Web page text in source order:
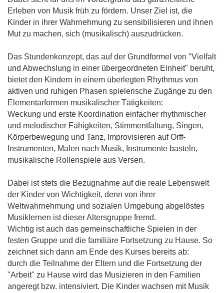
Erleben von Musik früh zu fördern. Unser Ziel ist, die
Kinder in ihrer Wahrnehmung zu sensibilisieren und ihnen
Mut zu machen, sich (musikalisch) auszudrücken.
Das Stundenkonzept, das auf der Grundformel von "Vielfalt
und Abwechslung in einer übergeordneten Einheit" beruht,
bietet den Kindern in einem überlegten Rhythmus von
aktiven und ruhigen Phasen spielerische Zugänge zu den
Elementarformen musikalischer Tätigkeiten:
Weckung und erste Koordination einfacher rhythmischer
und melodischer Fähigkeiten, Stimmentfaltung, Singen,
Körperbewegung und Tanz, Improvisieren auf Orff-
Instrumenten, Malen nach Musik, Instrumente basteln,
musikalische Rollenspiele aus Versen.
Dabei ist stets die Bezugnahme auf die reale Lebenswelt
der Kinder von Wichtigkeit, denn von ihrer
Weltwahrnehmung und sozialen Umgebung abgelöstes
Musiklernen ist dieser Altersgruppe fremd.
Wichtig ist auch das gemeinschaftliche Spielen in der
festen Gruppe und die familiäre Fortsetzung zu Hause. So
zeichnet sich dann am Ende des Kurses bereits ab:
durch die Teilnahme der Eltern und die Fortsetzung der
"Arbeit" zu Hause wird das Musizieren in den Familien
angeregt bzw. intensiviert. Die Kinder wachsen mit Musik